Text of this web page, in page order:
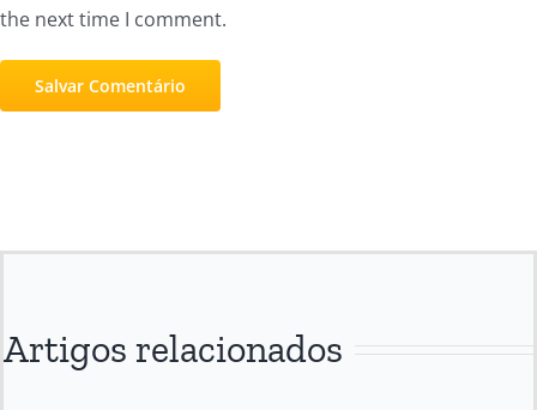
the next time I comment.
Artigos relacionados